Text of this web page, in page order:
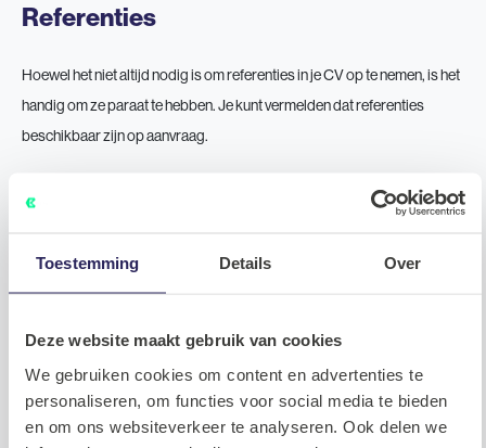
Toestemming Details Over
Deze website maakt gebruik van cookies
We gebruiken cookies om content en advertenties te
personaliseren, om functies voor social media te bieden
en om ons websiteverkeer te analyseren. Ook delen we
Referenties
Hoewel het niet altijd nodig is om referenties in je CV op te nemen, is het
handig om ze paraat te hebben. Je kunt vermelden dat referenties
beschikbaar zijn op aanvraag.
Proeflezen en aanpassen
positie. Door deze richtlijnen te volgen, creëer je een sterk, relevant IT-
CV dat je helpt om op te vallen in het veld van IT-recruitment.